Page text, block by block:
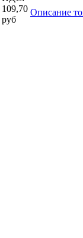
109,70
руб
Описание